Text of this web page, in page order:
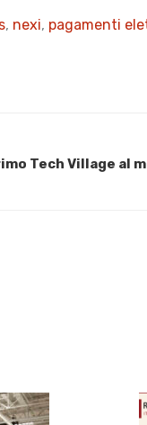
, nexi, pagamenti
Tech Village al